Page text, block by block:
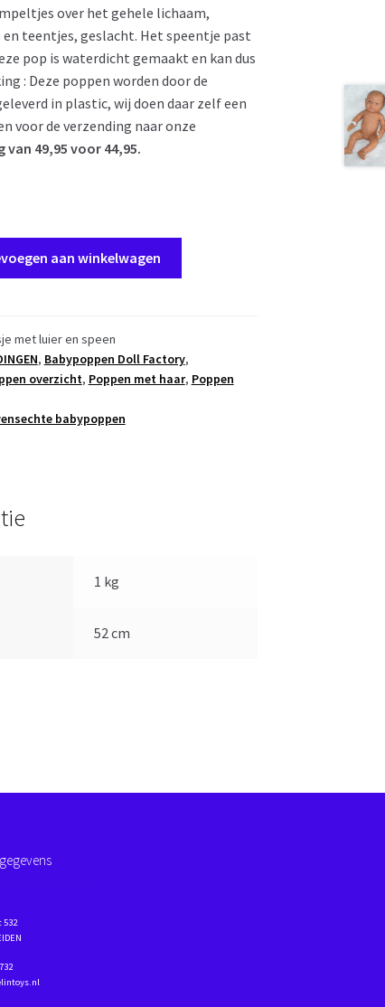
over het gehele lichaam,
teentjes, geslacht. Het speentje past
pop is waterdicht gemaakt en kan dus
: Deze poppen worden door de
in plastic, wij doen daar zelf een
voor de verzending naar onze
van 49,95 voor 44,95.
aan winkelwagen
met luier en speen
, Babypoppen Doll Factory,
overzicht, Poppen met haar, Poppen
babypoppen
1 kg
52 cm
532